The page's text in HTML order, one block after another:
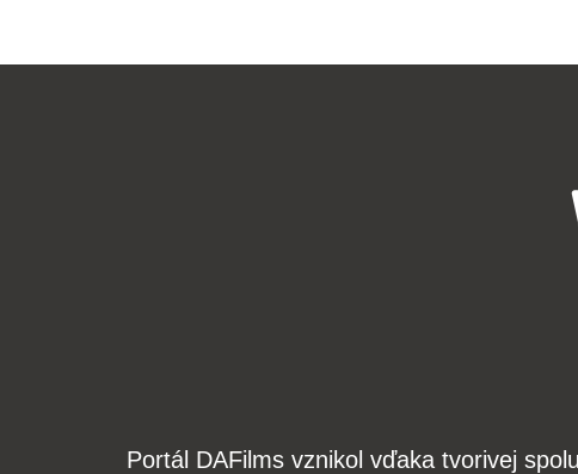
Portál DAFilms vznikol vďaka tvorivej